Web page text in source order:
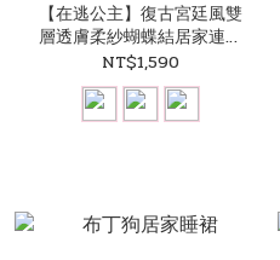
【在逃公主】復古宮廷風雙
層透膚柔紗蝴蝶結居家連身
裙
NT$1,590